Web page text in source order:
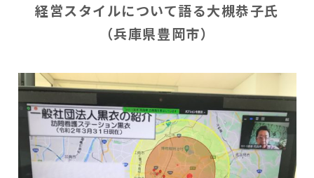
経営スタイルについて語る大槻恭子氏
（兵庫県豊岡市）